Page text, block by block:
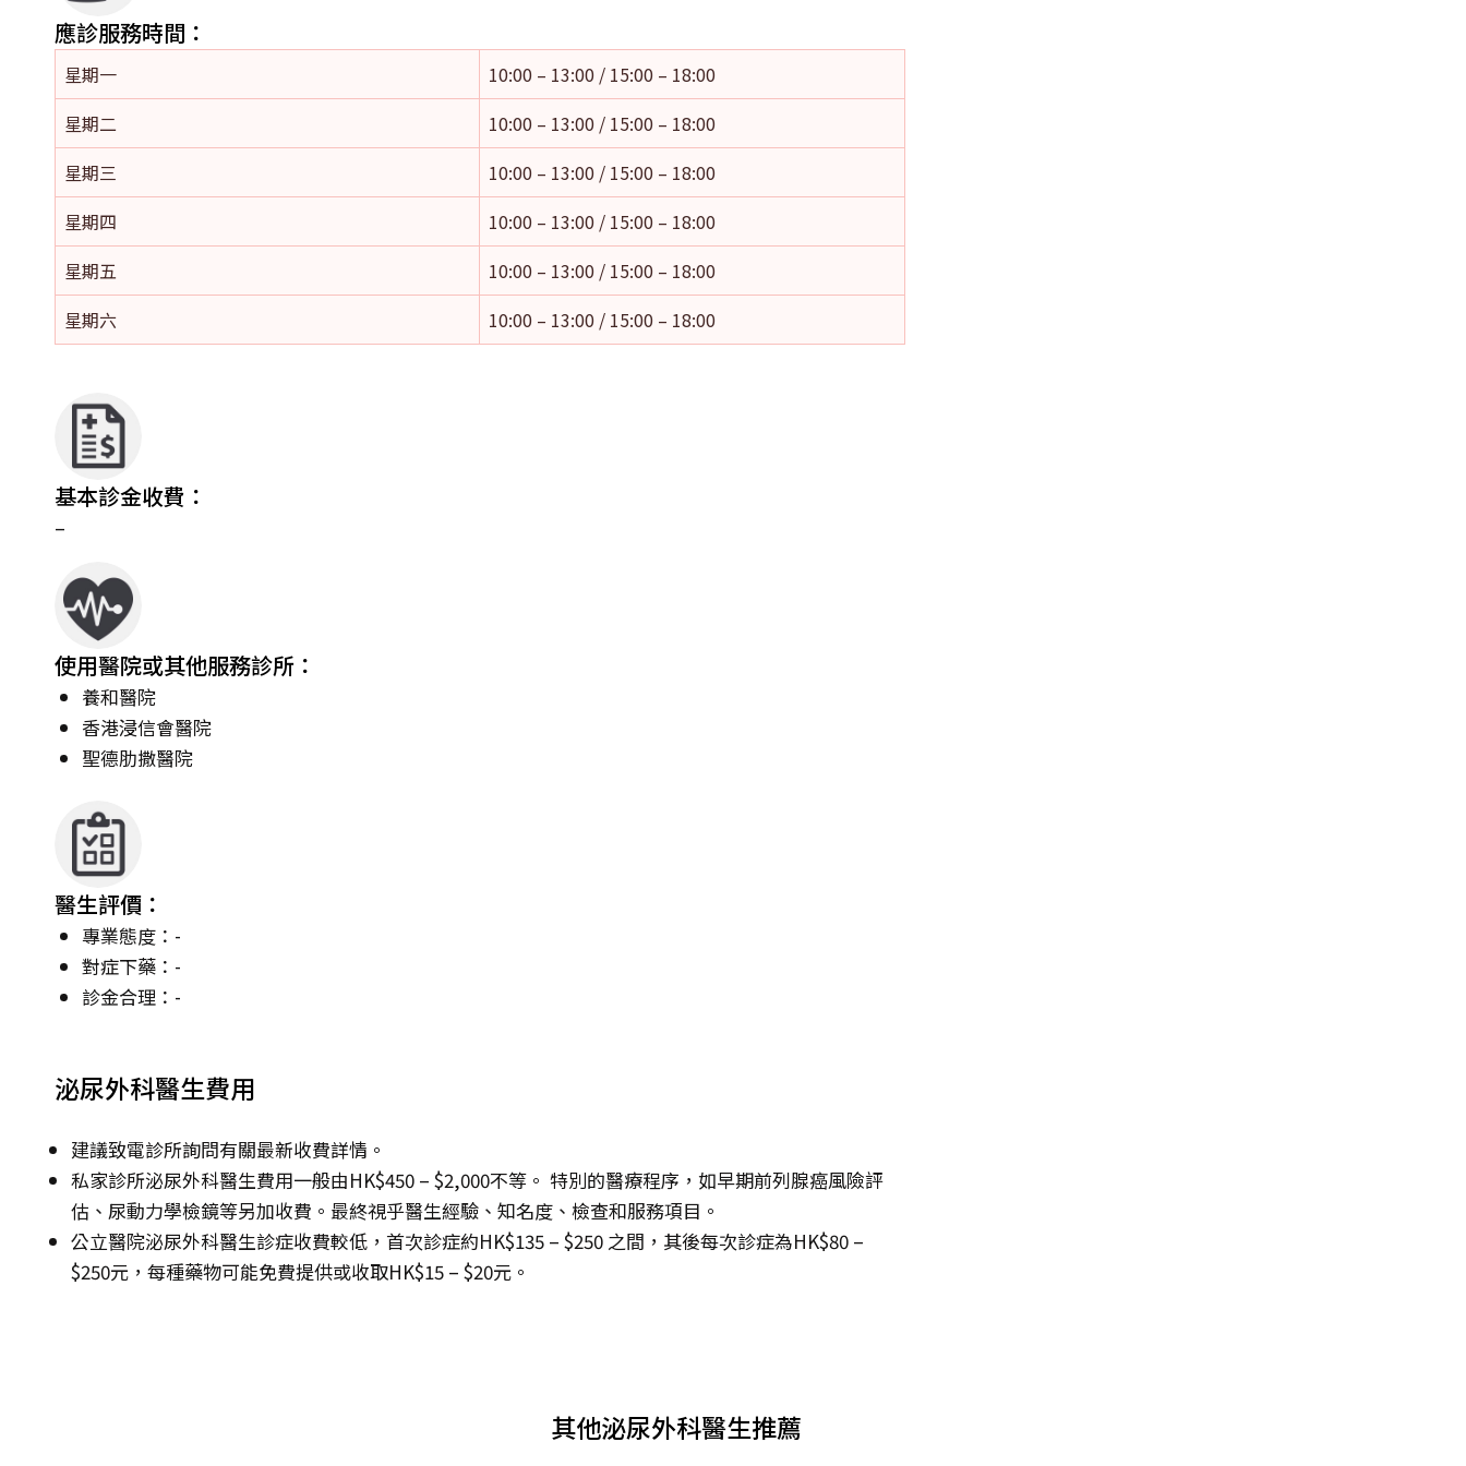
應診服務時間：
星期一
10:00 – 13:00 / 15:00 – 18:00
星期二
10:00 – 13:00 / 15:00 – 18:00
星期三
10:00 – 13:00 / 15:00 – 18:00
星期四
10:00 – 13:00 / 15:00 – 18:00
星期五
10:00 – 13:00 / 15:00 – 18:00
星期六
10:00 – 13:00 / 15:00 – 18:00
基本診金收費：
–
使用醫院或其他服務診所：
養和醫院
香港浸信會醫院
聖德肋撒醫院
醫生評價：
專業態度：-
對症下藥：-
診金合理：-
泌尿外科醫生費用
建議致電診所詢問有關最新收費詳情。
私家診所泌尿外科醫生費用一般由HK$450 – $2,000不等。 特別的醫療程序，如早期前列腺癌風險評
估、尿動力學檢鏡等另加收費。最終視乎醫生經驗、知名度、檢查和服務項目。
公立醫院泌尿外科醫生診症收費較低，首次診症約HK$135 – $250 之間，其後每次診症為HK$80 –
$250元，每種藥物可能免費提供或收取HK$15 – $20元。
其他泌尿外科醫生推薦